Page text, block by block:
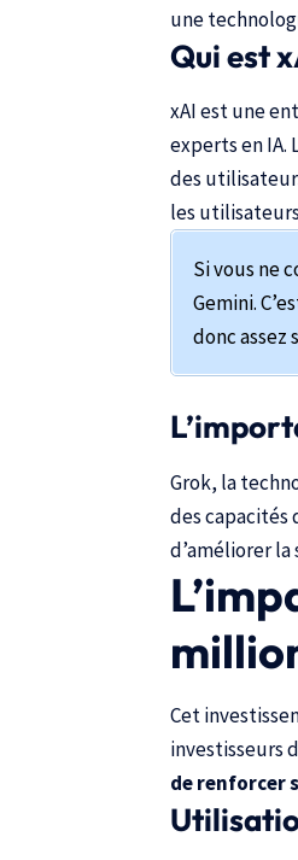
une
Qui est
xAI est une
experts en IA.
des
les
Si vous ne
Gemini.
donc assez
Grok, la
des capacités
d’améliorer
Cet
investisseurs
de renforcer